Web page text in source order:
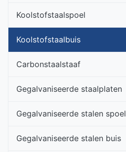
Koolstofstaalspoel
Koolstofstaalbuis
Carbonstaalstaaf
Gegalvaniseerde staalplaten
Gegalvaniseerde stalen spoel
Gegalvaniseerde stalen buis